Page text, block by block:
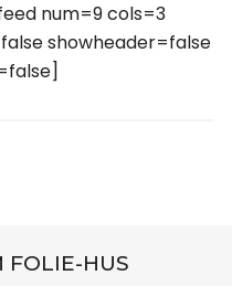
num=9 cols=3
showheader=false
FOLIE-HUS